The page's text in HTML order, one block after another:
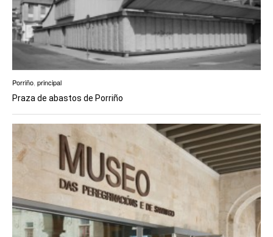
Porriño, principal
Praza de abastos de Porriño